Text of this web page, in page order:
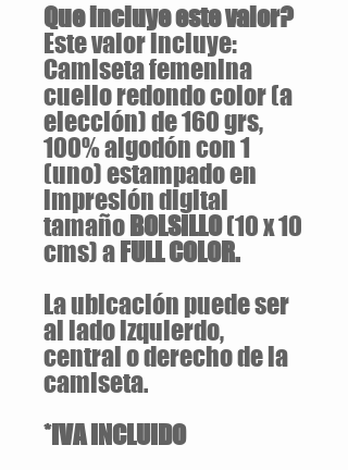
Que incluye este valor?
Este valor incluye:
Camiseta femenina
cuello redondo color (a
elección) de 160 grs,
100% algodón con 1
(uno) estampado en
impresión digital
tamaño BOLSILLO(10 x 10
cms) a FULL COLOR.
La ubicación puede ser
al lado izquierdo,
central o derecho de la
camiseta.
*IVA INCLUIDO